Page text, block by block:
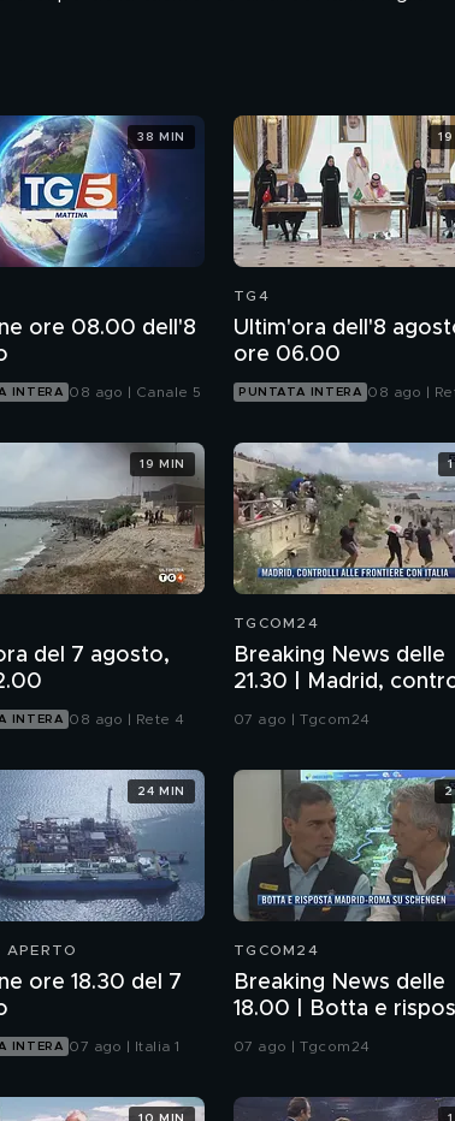
ore 08.00 dell'8
INTERA 08 ago | Canale 5
38 MIN
TG4
Ultim'ora dell'8
ore 06.00
PUNTATA INTERA 08 ago |
19
del 7 agosto,
INTERA 08 ago | Rete 4
19 MIN
TGCOM24
Breaking News delle
21.30 | Madrid,
alle frontiere con Italia
07 ago | Tgcom24
APERTO
ore 18.30 del 7
INTERA 07 ago | Italia 1
24 MIN
TGCOM24
Breaking News delle
18.00 | Botta e
Madrid-Roma su
07 ago | Tgcom24
2
10 MIN